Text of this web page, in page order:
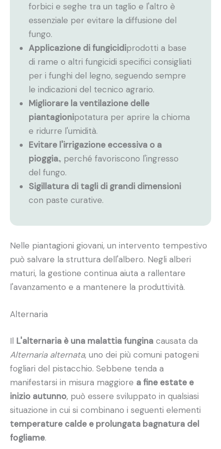
forbici e seghe tra un taglio e l'altro è
essenziale per evitare la diffusione del
fungo.
Applicazione di fungicidiprodotti a base
di rame o altri fungicidi specifici consigliati
per i funghi del legno, seguendo sempre
le indicazioni del tecnico agrario.
Migliorare la ventilazione delle
piantagionipotatura per aprire la chioma
e ridurre l'umidità.
Evitare l'irrigazione eccessiva o a
pioggia., perché favoriscono l'ingresso
del fungo.
Sigillatura di tagli di grandi dimensioni
con paste curative.
Nelle piantagioni giovani, un intervento tempestivo
può salvare la struttura dell'albero. Negli alberi
maturi, la gestione continua aiuta a rallentare
l'avanzamento e a mantenere la produttività.
Alternaria
Il L'alternaria è una malattia fungina causata da
Alternaria alternata, uno dei più comuni patogeni
fogliari del pistacchio. Sebbene tenda a
manifestarsi in misura maggiore a fine estate e
inizio autunno, può essere sviluppato in qualsiasi
situazione in cui si combinano i seguenti elementi
temperature calde e prolungata bagnatura del
fogliame.